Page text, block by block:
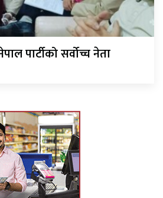
पार्टीको सर्वोच्च नेता